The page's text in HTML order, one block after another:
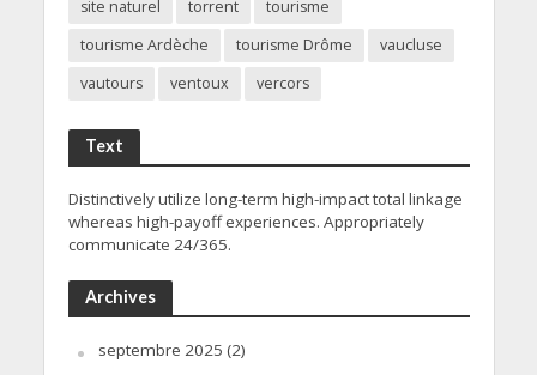
site naturel
torrent
tourisme
tourisme Ardèche
tourisme Drôme
vaucluse
vautours
ventoux vercors
Text
Distinctively utilize long-term high-impact total linkage
whereas high-payoff experiences. Appropriately
communicate 24/365.
Archives
septembre 2025 (2)